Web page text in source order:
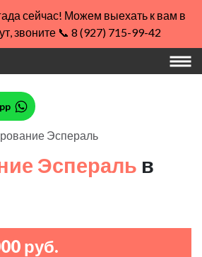
сейчас! Можем выехать к вам в
звоните 📞 8 (927) 715-99-42
Эспераль
Эспераль в
руб.